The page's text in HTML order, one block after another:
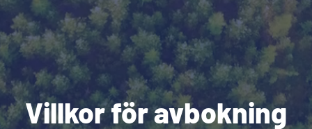
Villkor för avbokning